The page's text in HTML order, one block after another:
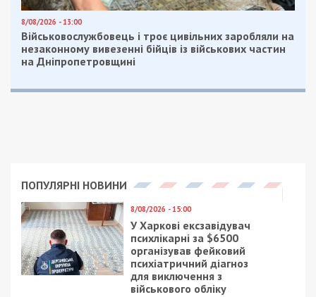
8/08/2026 - 13:00
Військовослужбовець і троє цивільних заробляли на
незаконному вивезенні бійців із військових частин
на Дніпропетровщині
ПОПУЛЯРНІ НОВИНИ
8/08/2026 - 15:00
У Харкові ексзавідувач
психлікарні за $6500
організував фейковий
психіатричний діагноз
для виключення з
військового обліку